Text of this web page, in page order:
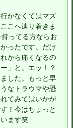
かなくてはマズ
こへ辿り着きま
ってる方ならお
ったです。だけ
から痛くなるの
」と。エッ！？
した。もっと早
なトラウマや恐
てみてはいかが
！今はちょっと
ます笑